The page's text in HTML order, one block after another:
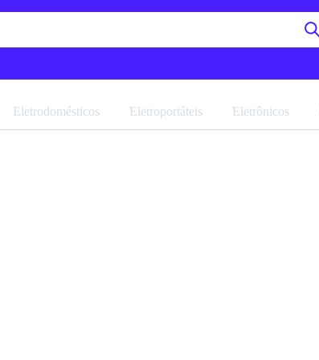
Eletrodomésticos Eletroportáteis Eletrônicos